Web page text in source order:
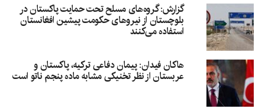
گزارش: گروه‌های مسلح تحت حمایت پاکستان در
بلوچستان از نیروهای حکومت پیشین افغانستان
استفاده می‌کنند
هاکان فیدان: پیمان دفاعی ترکیه، پاکستان و
عربستان از نظر تخنیکی مشابه ماده پنجم ناتو است